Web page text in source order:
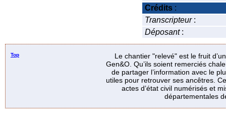
Crédits :
Transcripteur:
Déposant:
Top
Le chantier "relevé" est le fruit
Gen&O. Qu’ils soient remerciés
de partager l’information avec le
utiles pour retrouver ses ancêtres.
actes d’état civil numérisés et
départementales